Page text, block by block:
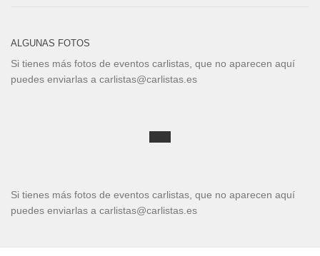
ALGUNAS FOTOS
Si tienes más fotos de eventos carlistas, que no aparecen aquí
puedes enviarlas a carlistas@carlistas.es
Si tienes más fotos de eventos carlistas, que no aparecen aquí
puedes enviarlas a carlistas@carlistas.es